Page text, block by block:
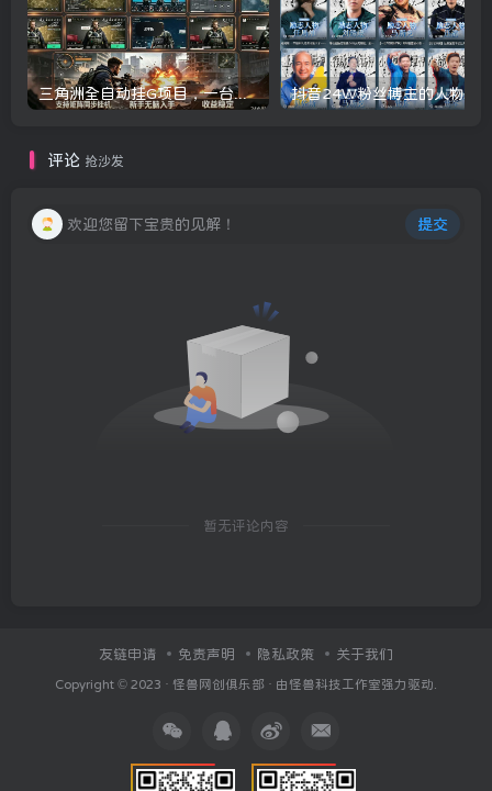
三角洲全自动挂G项目，一台电脑即可操作，防封稳账号，日收益300+，收益全程包回收，省心稳賺【揭秘】
评论 抢沙发
欢迎您留下宝贵的见解！ 提交
暂无评论内容
友链申请 免责声明 隐私政策 关于我们
Copyright © 2023 · 怪兽网创俱乐部 · 由怪兽科技工作室强力驱动.